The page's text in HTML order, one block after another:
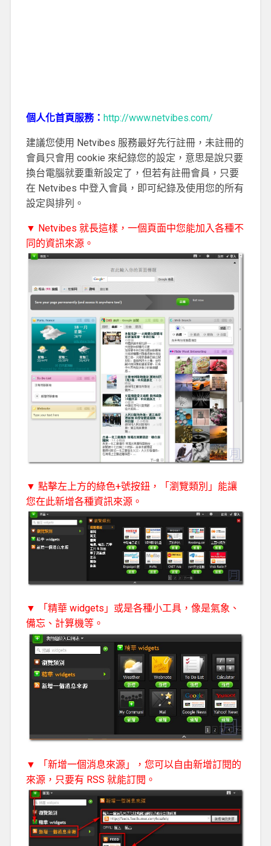
個人化首頁服務： http://www.netvibes.com/
建議您使用 Netvibes 服務最好先行註冊，未註冊的
會員只會用 cookie 來紀錄您的設定，意思是說只要
換台電腦就要重新設定了，但若有註冊會員，只要
在 Netvibes 中登入會員，即可紀錄及使用您的所有
設定與排列。
▼ Netvibes 就長這樣，一個頁面中您能加入各種不
同的資訊來源。
▼ 點擊左上方的綠色+號按鈕，「瀏覽類別」能讓
您在此新增各種資訊來源。
▼ 「精華 widgets」或是各種小工具，像是氣象、
備忘、計算機等。
▼ 「新增一個消息來源」，您可以自由新增訂閱的
來源，只要有 RSS 就能訂閱。